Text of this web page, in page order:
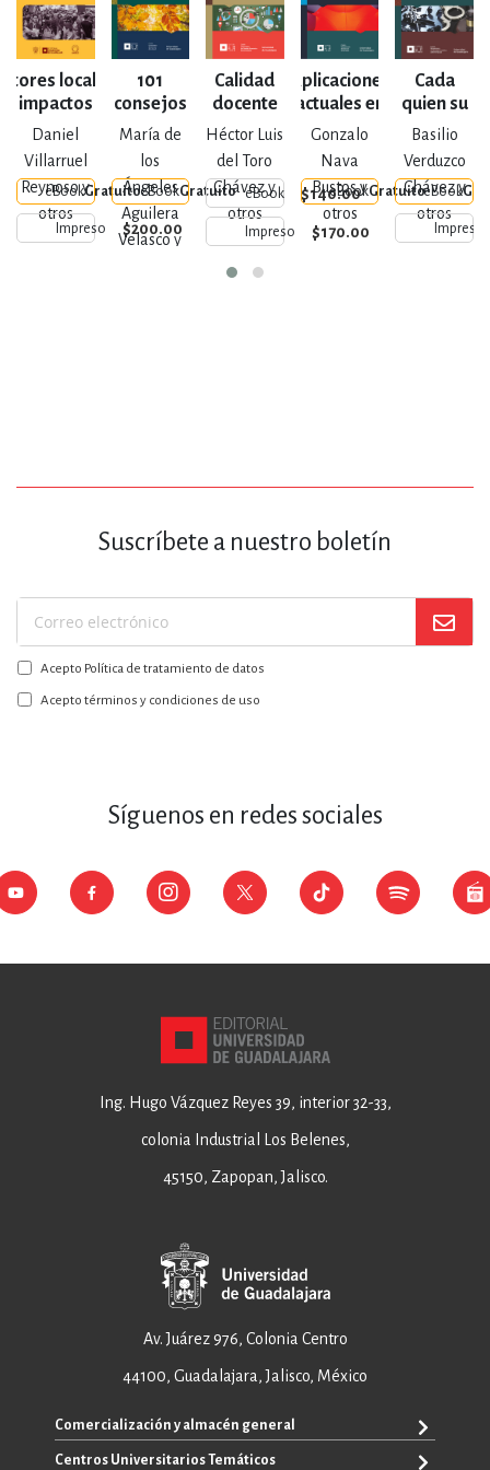
locales,
impactos
globales:
aportes
Daniel
Villarruel
Reynoso y
otros
eBookGratuito
Impreso $200.00
101
consejos
para una
jubilación
satisfactoria
María de
los
Ángeles
Aguilera
Velasco y
eBookGratuito
Calidad
docente
Héctor Luis
del Toro
Chávez y
otros
eBook $140.00
Impreso $170.00
Aplicaciones
actuales en
psicología
educativa
Gonzalo
Nava
Bustos y
otros
eBookGratuito
Cada
quien su
imperio
Basilio
Verduzco
Chávez y
otros
eBook
Impreso
Suscríbete a nuestro boletín
Suscríbase
a
nuestro
boletín:
Acepto Política de tratamiento de datos
Acepto términos y condiciones de uso
Síguenos en redes sociales
Ing. Hugo Vázquez Reyes 39, interior 32-33,
colonia Industrial Los Belenes,
45150, Zapopan, Jalisco.
Av. Juárez 976, Colonia Centro
44100, Guadalajara, Jalisco, México
Comercialización y almacén general
+52 33 3640 6326
Centros Universitarios Temáticos